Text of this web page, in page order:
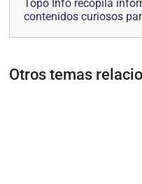
Topo Info recopila
contenidos curiosos
Otros temas